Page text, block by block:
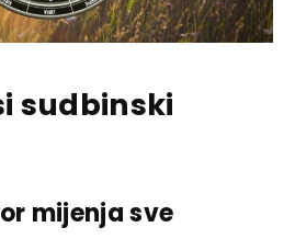
sudbinski
mijenja sve